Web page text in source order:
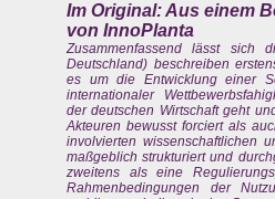
Im Original: Aus einem
von InnoPlanta
Zusammenfassend lässt sich
Deutschland) beschreiben
es um die Entwicklung einer
internationaler
der deutschen Wirtschaft geht
Akteuren bewusst forciert als
involvierten wissenschaftlichen
maßgeblich strukturiert und
zweitens als eine
Rahmenbedingungen der